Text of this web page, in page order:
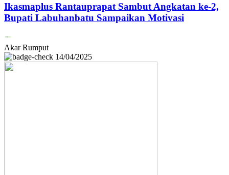
Ikasmaplus Rantauprapat Sambut Angkatan ke-2,
Bupati Labuhanbatu Sampaikan Motivasi
Akar Rumput
14/04/2025